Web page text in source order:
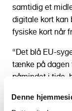
Denne
samtidig et
digitale kort kan
fysiske kort når
“Det blå EU-
tænke på dagen
påmindet i tide,
rejseforsikring,”